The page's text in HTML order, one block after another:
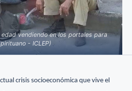
vendiendo en los portales para
- ICLEP)
crisis socioeconómica que vive el